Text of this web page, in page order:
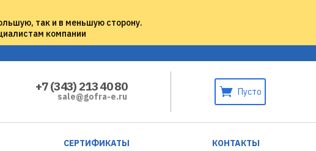
так и в меньшую сторону.
компании
+7 (343) 213 40 80
sale@gofra-e.ru Пусто
СЕРТИФИКАТЫ КОНТАКТЫ